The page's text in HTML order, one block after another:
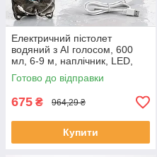
Електричний пістолет
водяний з AI голосом, 600
мл, 6-9 м, наплічник, LED,
Червоний / Водний бластер
автоматичний
Готово до відправки
675 ₴ 964,29 ₴
Купити